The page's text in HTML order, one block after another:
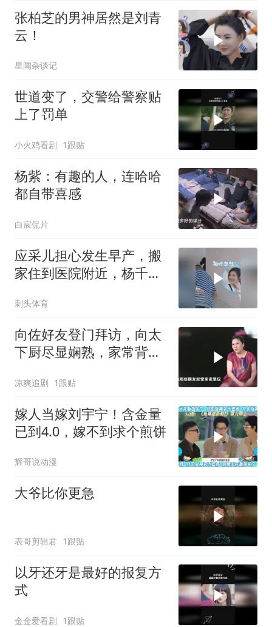
张柏芝的男神居然是刘青
云！
星闻杂谈记
世道变了，交警给警察贴
上了罚单
小火鸡看剧 1跟贴
杨紫：有趣的人，连哈哈
都自带喜感
白宸侃片
应采儿担心发生早产，搬
家住到医院附近，杨千嬅
刺头体育
向佐好友登门拜访，向太
下厨尽显娴熟，家常背后
凉爽追剧 1跟贴
嫁人当嫁刘宇宁！含金量
已到4.0，嫁不到求个煎饼
辉哥说动漫
大爷比你更急
表哥剪辑君 1跟贴
以牙还牙是最好的报复方
式
金金爱看剧 1跟贴